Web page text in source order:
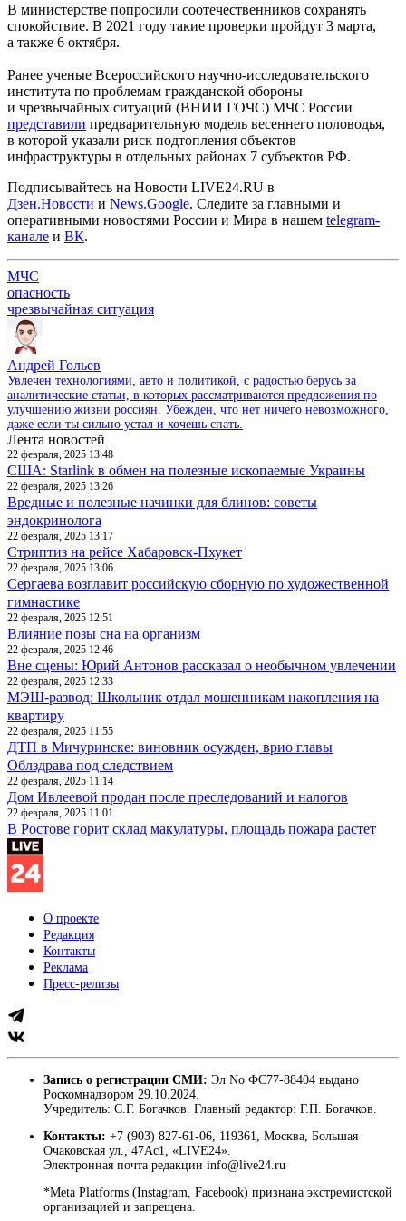
В министерстве попросили соотечественников сохранять
спокойствие. В 2021 году такие проверки пройдут 3 марта,
а также 6 октября.
Ранее ученые Всероссийского научно-исследовательского
института по проблемам гражданской обороны
и чрезвычайных ситуаций (ВНИИ ГОЧС) МЧС России
представили предварительную модель весеннего половодья,
в которой указали риск подтопления объектов
инфраструктуры в отдельных районах 7 субъектов РФ.
Подписывайтесь на Новости LIVE24.RU в
Дзен.Новости и News.Google. Следите за главными и
оперативными новостями России и Мира в нашем telegram-
канале и ВК.
МЧС
опасность
чрезвычайная ситуация
Андрей Гольев
Увлечен технологиями, авто и политикой, с радостью берусь за
аналитические статьи, в которых рассматриваются предложения по
улучшению жизни россиян. Убежден, что нет ничего невозможного,
даже если ты сильно устал и хочешь спать.
Лента новостей
22 февраля, 2025 13:48
США: Starlink в обмен на полезные ископаемые Украины
22 февраля, 2025 13:26
Вредные и полезные начинки для блинов: советы
эндокринолога
22 февраля, 2025 13:17
Стриптиз на рейсе Хабаровск-Пхукет
22 февраля, 2025 13:06
Сергаева возглавит российскую сборную по художественной
гимнастике
22 февраля, 2025 12:51
Влияние позы сна на организм
22 февраля, 2025 12:46
Вне сцены: Юрий Антонов рассказал о необычном увлечении
22 февраля, 2025 12:33
МЭШ-развод: Школьник отдал мошенникам накопления на
квартиру
22 февраля, 2025 11:55
ДТП в Мичуринске: виновник осужден, врио главы
Облздрава под следствием
22 февраля, 2025 11:14
Дом Ивлеевой продан после преследований и налогов
22 февраля, 2025 11:01
В Ростове горит склад макулатуры, площадь пожара растет
О проекте
Редакция
Контакты
Реклама
Пресс-релизы
Запись о регистрации СМИ: Эл No ФС77-88404 выдано
Роскомнадзором 29.10.2024.
Учредитель: С.Г. Богачков. Главный редактор: Г.П. Богачков.
Контакты: +7 (903) 827-61-06, 119361, Москва, Большая
Очаковская ул., 47Ас1, «LIVE24».
Электронная почта редакции info@live24.ru
*Meta Platforms (Instagram, Facebook) признана экстремистской
организацией и запрещена.